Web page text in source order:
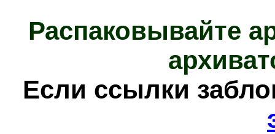
Распаковывайте
Если ссылки